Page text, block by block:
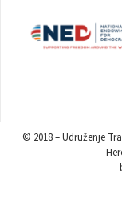
© 2018 – Udruženje